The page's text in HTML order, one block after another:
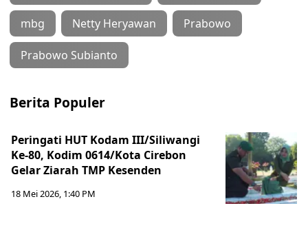
mbg Netty Heryawan Prabowo
Prabowo Subianto
Berita Populer
Peringati HUT Kodam III/Siliwangi
Ke-80, Kodim 0614/Kota Cirebon
Gelar Ziarah TMP Kesenden
18 Mei 2026, 1:40 PM